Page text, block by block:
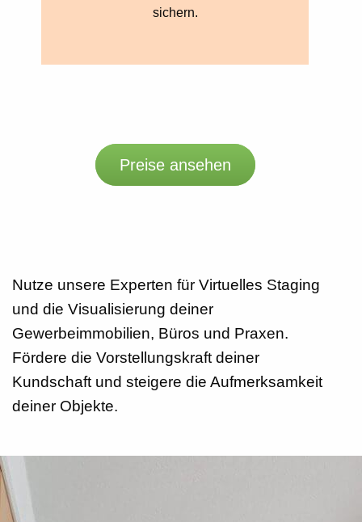
sichern.
Preise ansehen
Nutze unsere Experten für Virtuelles Staging
und die Visualisierung deiner
Gewerbeimmobilien, Büros und Praxen.
Fördere die Vorstellungskraft deiner
Kundschaft und steigere die Aufmerksamkeit
deiner Objekte.